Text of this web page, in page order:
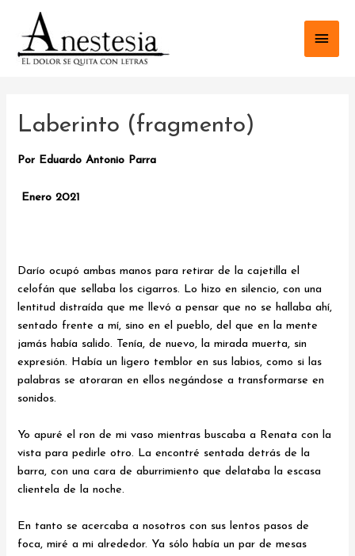
contenido
Laberinto (fragmento)
Por Eduardo Antonio Parra
Enero 2021
Darío ocupó ambas manos para retirar de la cajetilla el
celofán que sellaba los cigarros. Lo hizo en silencio, con una
lentitud distraída que me llevó a pensar que no se hallaba ahí,
sentado frente a mí, sino en el pueblo, del que en la mente
jamás había salido. Tenía, de nuevo, la mirada muerta, sin
expresión. Había un ligero temblor en sus labios, como si las
palabras se atoraran en ellos negándose a transformarse en
sonidos.
Yo apuré el ron de mi vaso mientras buscaba a Renata con la
vista para pedirle otro. La encontré sentada detrás de la
barra, con una cara de aburrimiento que delataba la escasa
clientela de la noche.
En tanto se acercaba a nosotros con sus lentos pasos de
foca, miré a mi alrededor. Ya sólo había un par de mesas